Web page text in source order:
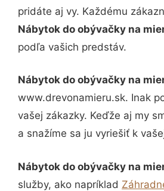
pridáte aj vy. Každému
Nábytok do obývačky na
podľa vašich predstáv.
Nábytok do obývačky na
www.drevonamieru.sk. Inak
vašej zákazky. Keďže aj my
a snažíme sa ju vyriešiť k
Nábytok do obývačky na
služby, ako napríklad